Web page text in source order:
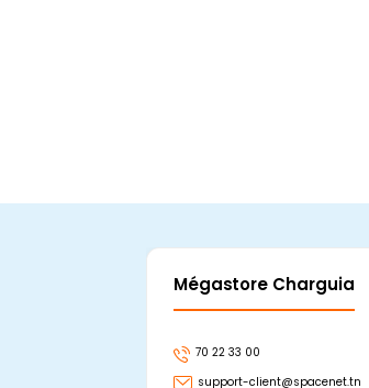
Mégastore Charguia
70 22 33 00
support-client@spacenet.tn